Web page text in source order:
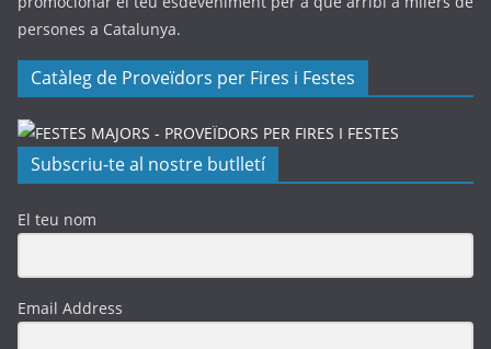
persones a Catalunya.
Catàleg de Proveïdors per Fires i Festes
Subscriu-te al nostre butlletí
El teu nom
Email Address